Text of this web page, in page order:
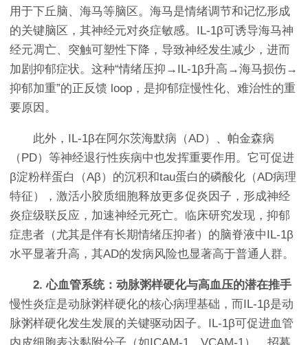
用于下丘脑、海马等脑区。海马是情绪调节和记忆形成
的关键脑区，其神经元对炎症敏感。IL-1β可诱导海马神
经元凋亡、突触可塑性下降，导致神经发生减少，进而
加剧抑郁症状。这种“情绪压抑→IL-1β升高→海马损伤→
抑郁加重”的正反馈 loop，是抑郁症慢性化、难治性的重
要原因。
此外，IL-1β在阿尔茨海默病（AD）、帕金森病
（PD）等神经退行性疾病中也发挥重要作用。它可促进
β淀粉样蛋白（Aβ）的沉积和tau蛋白的磷酸化（AD病理
特征），激活小胶质细胞释放更多促炎因子，形成神经
炎症级联反应，加速神经元死亡。临床研究发现，抑郁
症患者（尤其是伴有长期情绪压抑者）的脑脊液中IL-1β
水平显著升高，其AD的发病风险也显著高于普通人群。
2. 心血管系统：动脉粥样硬化与高血压的潜在推手
慢性炎症是动脉粥样硬化的核心病理基础，而IL-1β是动
脉粥样硬化发生发展的关键驱动因子。IL-1β可促进血管